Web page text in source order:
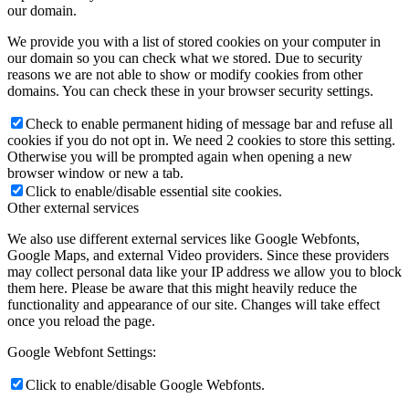
our domain.
We provide you with a list of stored cookies on your computer in
our domain so you can check what we stored. Due to security
reasons we are not able to show or modify cookies from other
domains. You can check these in your browser security settings.
Check to enable permanent hiding of message bar and refuse all
cookies if you do not opt in. We need 2 cookies to store this setting.
Otherwise you will be prompted again when opening a new
browser window or new a tab.
Click to enable/disable essential site cookies.
Other external services
We also use different external services like Google Webfonts,
Google Maps, and external Video providers. Since these providers
may collect personal data like your IP address we allow you to block
them here. Please be aware that this might heavily reduce the
functionality and appearance of our site. Changes will take effect
once you reload the page.
Google Webfont Settings:
Click to enable/disable Google Webfonts.